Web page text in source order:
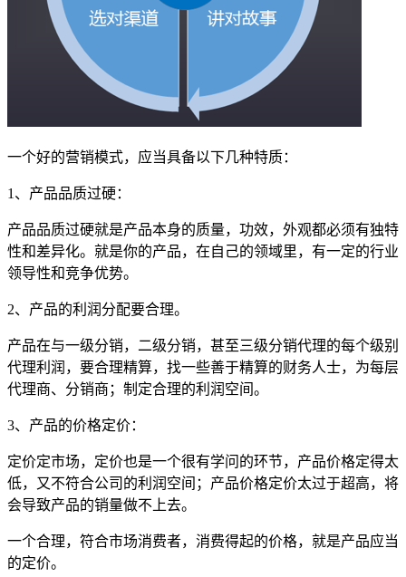
一个好的营销模式，应当具备以下几种特质：
1、产品品质过硬：
产品品质过硬就是产品本身的质量，功效，外观都必须有独特
性和差异化。就是你的产品，在自己的领域里，有一定的行业
领导性和竞争优势。
2、产品的利润分配要合理。
产品在与一级分销，二级分销，甚至三级分销代理的每个级别
代理利润，要合理精算，找一些善于精算的财务人士，为每层
代理商、分销商；制定合理的利润空间。
3、产品的价格定价：
定价定市场，定价也是一个很有学问的环节，产品价格定得太
低，又不符合公司的利润空间；产品价格定价太过于超高，将
会导致产品的销量做不上去。
一个合理，符合市场消费者，消费得起的价格，就是产品应当
的定价。